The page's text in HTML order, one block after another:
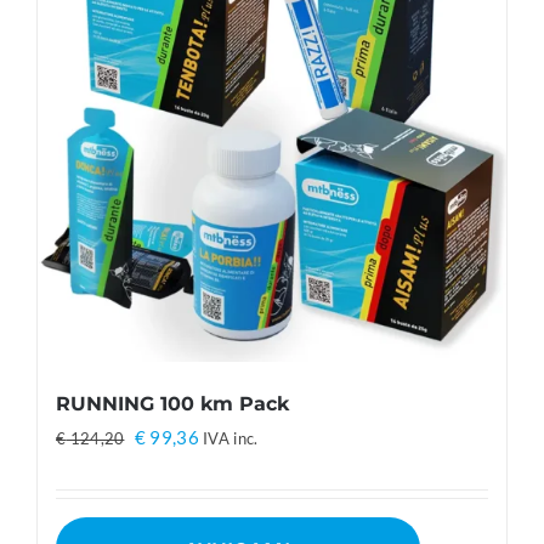
RUNNING 100 km Pack
€124,20 Il
era:
€ 99,36Il
è:
IVA inc.